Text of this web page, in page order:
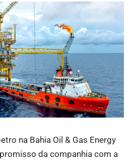
na Bahia Oil & Gas Energy
da companhia com a